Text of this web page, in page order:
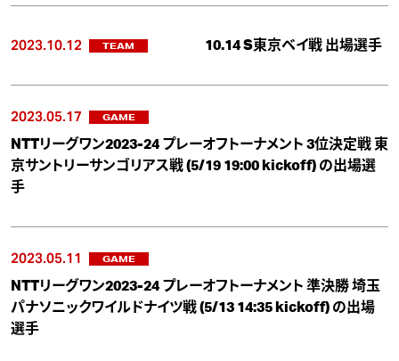
2023.10.12 TEAM 10.14 S東京ベイ戦 出場選手
2023.05.17 GAME
NTTリーグワン2023-24 プレーオフトーナメント 3位決定戦 東
京サントリーサンゴリアス戦 (5/19 19:00 kickoff) の出場選
手
2023.05.11 GAME
NTTリーグワン2023-24 プレーオフトーナメント 準決勝 埼玉
パナソニックワイルドナイツ戦 (5/13 14:35 kickoff) の出場
選手